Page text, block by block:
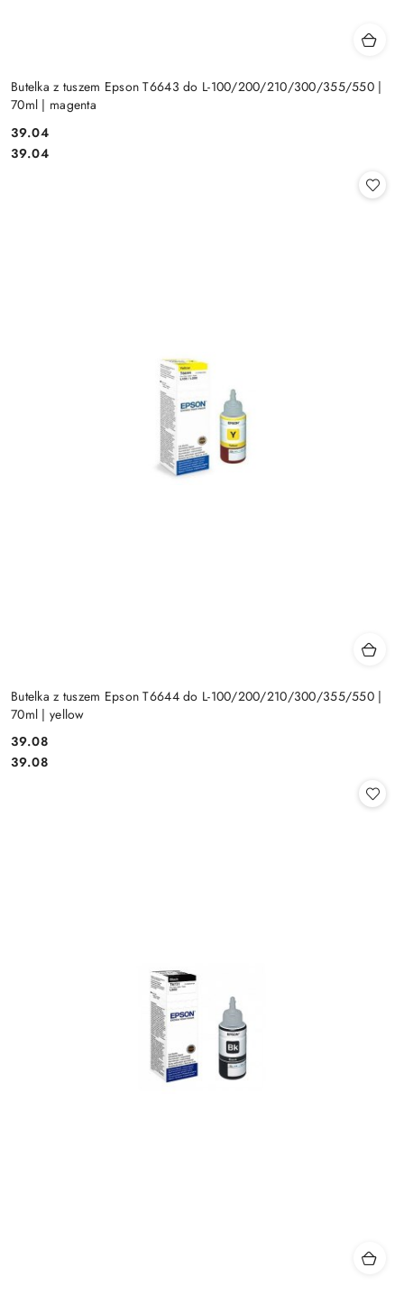
Butelka z tuszem Epson T6643 do L-100/200/210/300/355/550 |
70ml | magenta
Cena:
39.04
Cena:
39.04
Butelka z tuszem Epson T6644 do L-100/200/210/300/355/550 |
70ml | yellow
Cena:
39.08
Cena:
39.08